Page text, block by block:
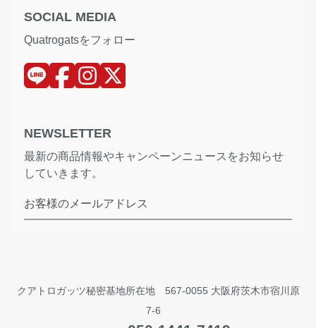
SOCIAL MEDIA
Quatrogatsをフォロー
NEWSLETTER
最新の商品情報やキャンペーンニュースをお知らせ
していきます。
お客様のメールアドレス
クアトロガッツ秘密基地所在地 567-0055 大阪府茨木市宿川原
7-6